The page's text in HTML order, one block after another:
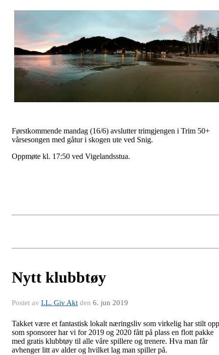
Førstkommende mandag (16/6) avslutter trimgjengen i Trim 50+
vårsesongen med gåtur i skogen ute ved Snig.
Oppmøte kl. 17:50 ved Vigelandsstua.
Nytt klubbtøy
Postet av I.L. Giv Akt den 6. jun 2019
Takket være et fantastisk lokalt næringsliv som virkelig har stilt opp
som sponsorer har vi for 2019 og 2020 fått på plass en flott pakke
med gratis klubbtøy til alle våre spillere og trenere. Hva man får
avhenger litt av alder og hvilket lag man spiller på.